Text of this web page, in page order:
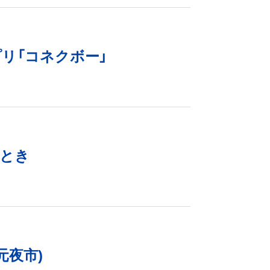
「コネクボー」
き
夜市)